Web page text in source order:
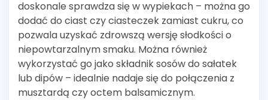
doskonale sprawdza się w wypiekach – można go
dodać do ciast czy ciasteczek zamiast cukru, co
pozwala uzyskać zdrowszą wersję słodkości o
niepowtarzalnym smaku. Można również
wykorzystać go jako składnik sosów do sałatek
lub dipów – idealnie nadaje się do połączenia z
musztardą czy octem balsamicznym.